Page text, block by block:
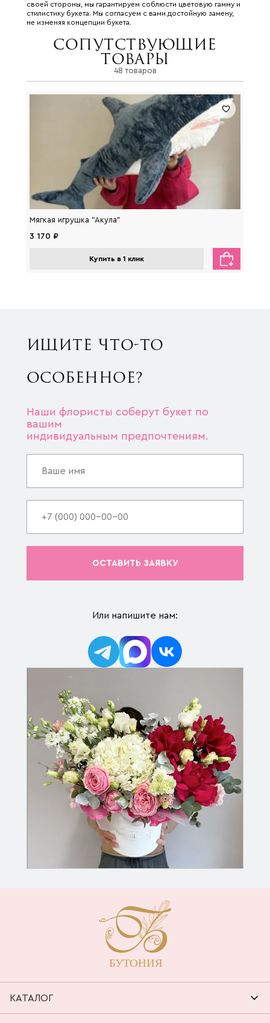
своей стороны, мы гарантируем соблюсти цветовую гамму и
стилистику букета. Мы согласуем с вами достойную замену,
не изменяя концепции букета.
Сопутствующие
товары
48 товаров
Мягкая игрушка "Акула"
3 170 ₽
Купить в 1 клик
ИЩИТЕ ЧТО-ТО
ОСОБЕННОЕ?
Наши флористы соберут букет по
вашим
индивидуальным предпочтениям.
ОСТАВИТЬ ЗАЯВКУ
Или напишите нам:
КАТАЛОГ